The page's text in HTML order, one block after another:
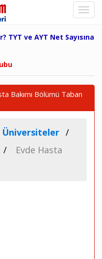
TYT ve AYT Net Sayısına
Bakımı Bölümü Taban
Üniversiteler
Evde Hasta